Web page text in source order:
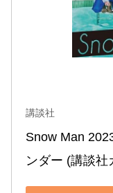
講談社
Snow Man
ンダー (講談社